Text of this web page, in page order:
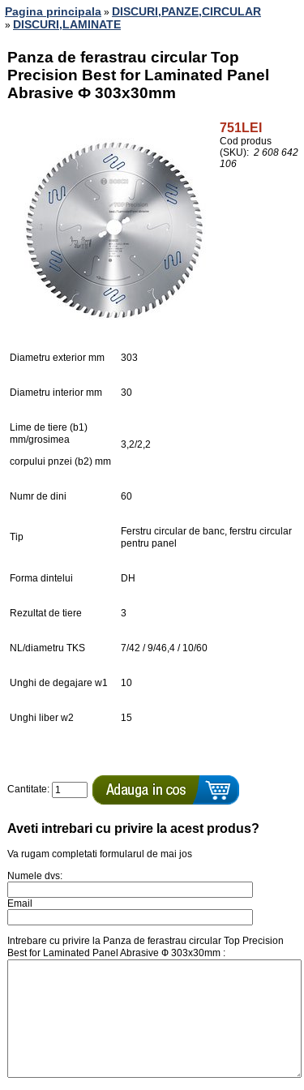
Pagina principala » DISCURI,PANZE,CIRCULAR
» DISCURI,LAMINATE
Panza de ferastrau circular Top
Precision Best for Laminated Panel
Abrasive Ф 303x30mm
751LEI
Cod produs
(SKU): 2 608 642
106
Diametru exterior mm 303
Diametru interior mm 30
Lime de tiere (b1)
mm/grosimea
corpului pnzei (b2) mm
3,2/2,2
Numr de dini 60
Tip
Ferstru circular de banc, ferstru circular
pentru panel
Forma dintelui DH
Rezultat de tiere 3
NL/diametru TKS 7/42 / 9/46,4 / 10/60
Unghi de degajare w1 10
Unghi liber w2 15
Cantitate:
Aveti intrebari cu privire la acest produs?
Va rugam completati formularul de mai jos
Numele dvs:
Email
Intrebare cu privire la Panza de ferastrau circular Top Precision
Best for Laminated Panel Abrasive Ф 303x30mm :